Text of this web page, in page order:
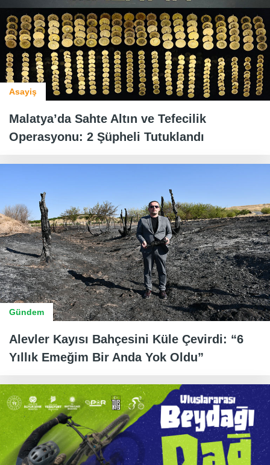
Asayiş
Malatya’da Sahte Altın ve Tefecilik
Operasyonu: 2 Şüpheli Tutuklandı
Gündem
Alevler Kayısı Bahçesini Küle Çevirdi: “6
Yıllık Emeğim Bir Anda Yok Oldu”